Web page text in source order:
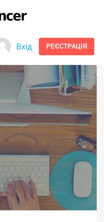
Вхід РЕЄСТРАЦІЯ